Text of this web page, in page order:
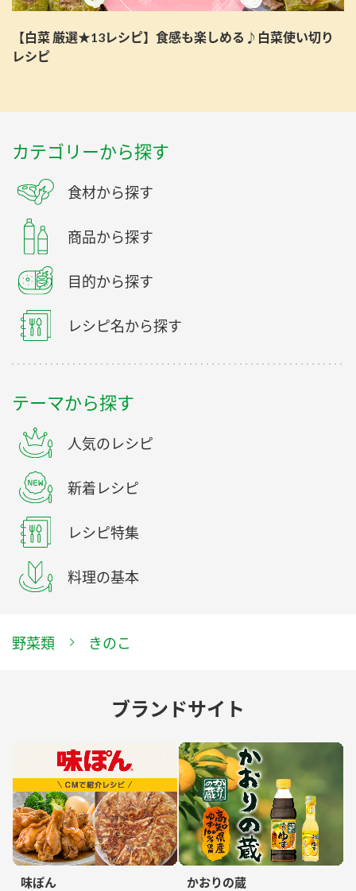
【白菜 厳選★13レシピ】食感も楽しめる♪白菜使い切り
レシピ
カテゴリーから探す
食材から探す
商品から探す
目的から探す
レシピ名から探す
テーマから探す
人気のレシピ
新着レシピ
レシピ特集
料理の基本
野菜類 きのこ
ブランドサイト
味ぽん かおりの蔵